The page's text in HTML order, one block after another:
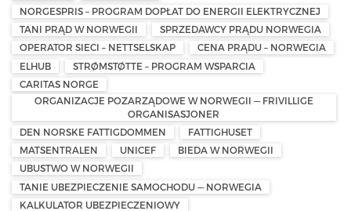
NORGESPRIS – PROGRAM DOPŁAT DO ENERGII ELEKTRYCZNEJ
TANI PRĄD W NORWEGII
SPRZEDAWCY PRĄDU NORWEGIA
OPERATOR SIECI – NETTSELSKAP
CENA PRĄDU – NORWEGIA
ELHUB
STRØMSTØTTE – PROGRAM WSPARCIA
CARITAS NORGE
ORGANIZACJE POZARZĄDOWE W NORWEGII — FRIVILLIGE
ORGANISASJONER
DEN NORSKE FATTIGDOMMEN
FATTIGHUSET
MATSENTRALEN
UNICEF
BIEDA W NORWEGII
UBUSTWO W NORWEGII
TANIE UBEZPIECZENIE SAMOCHODU — NORWEGIA
KALKULATOR UBEZPIECZENIOWY